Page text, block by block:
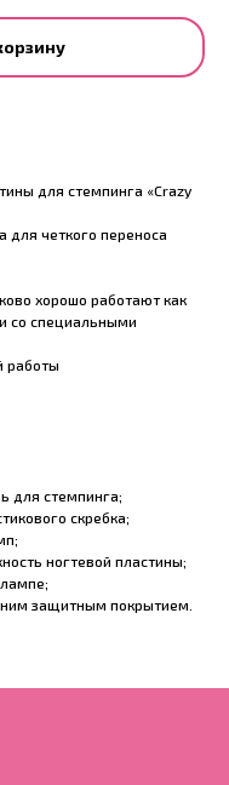
для стемпинга «Crazy
для четкого переноса
хорошо работают как
со специальными
работы
для стемпинга;
скребка;
ногтевой пластины;
защитным покрытием.